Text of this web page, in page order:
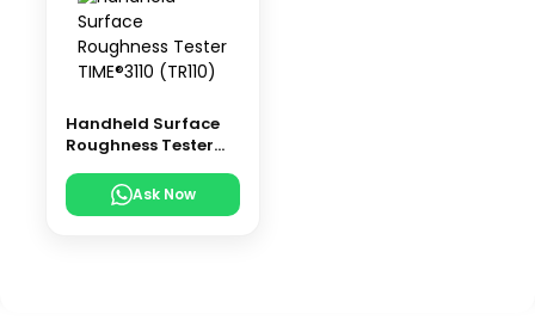
Handheld Surface
Roughness Tester
Ask Now